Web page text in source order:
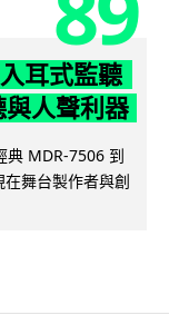
耳式監聽
人聲利器
典 MDR-7506 到
舞台製作者與創